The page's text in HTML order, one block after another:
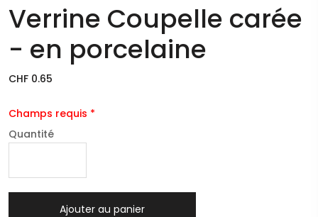
Verrine Coupelle carée
- en porcelaine
CHF 0.65
Champs requis *
Quantité
Ajouter au panier